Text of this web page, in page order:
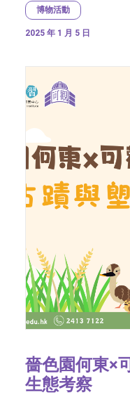
博物活動
2025 年 1 月 5 日
嗇色園何東×
生態考察